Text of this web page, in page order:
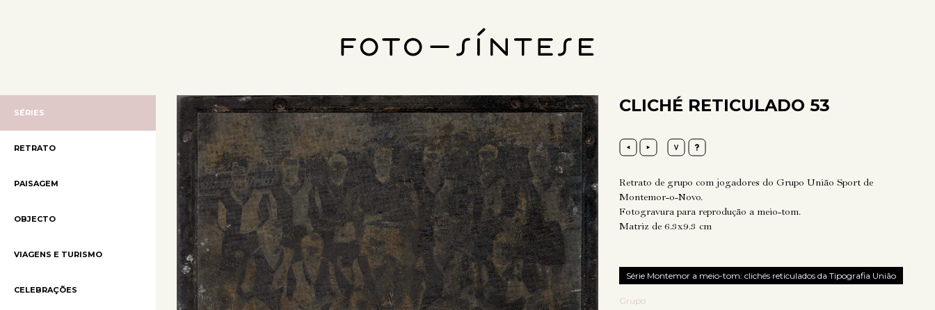
SÉRIES
RETRATO
PAISAGEM
OBJECTO
VIAGENS E TURISMO
CELEBRAÇÕES
CLICHÉ RETICULADO 53
Retrato de grupo com jogadores do Grupo União Sport de
Montemor-o-Novo.
Fotogravura para reprodução a meio-tom.
Matriz de 6.3x9.3 cm
Série Montemor a meio-tom: clichés reticulados da Tipografia União
Grupo